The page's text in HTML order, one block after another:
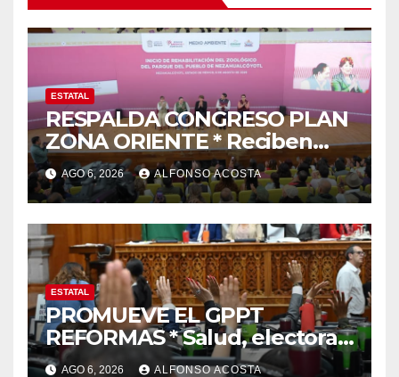
ESTATAL
RESPALDA CONGRESO PLAN
ZONA ORIENTE * Reciben
reconocimiento de la
gobernadora Delfina Gómez
AGO 6, 2026 ALFONSO ACOSTA
ESTATAL
PROMUEVE EL GPPT
REFORMAS * Salud, electoral
y justicia, de las principales
AGO 6, 2026 ALFONSO ACOSTA